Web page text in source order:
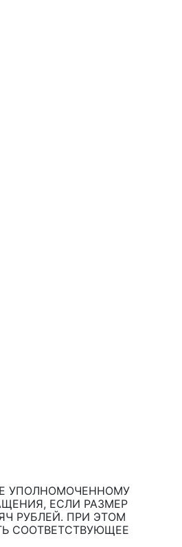
УПОЛНОМОЧЕННОМУ
ЕСЛИ РАЗМЕР
РУБЛЕЙ. ПРИ ЭТОМ
СООТВЕТСТВУЮЩЕЕ